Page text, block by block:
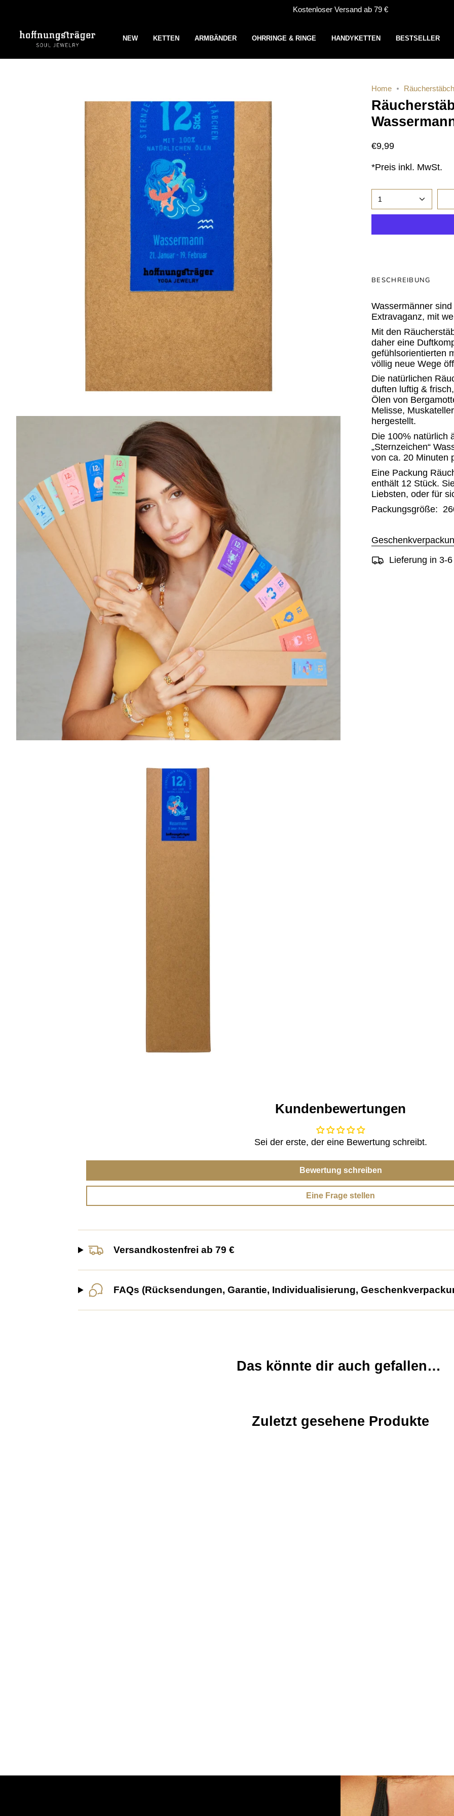
Kostenloser Versand ab 79 €
NEW KETTEN ARMBÄNDER OHRRINGE & RINGE HANDYKETTEN BESTSELLER
Home
€9,99
*Preis inkl. MwSt.
1
BESCHREIBUNG
Wassermänner
Extravaganz, mit
Mit den
daher eine
gefühlsorientierten
völlig neue Wege
Die natürlichen
duften luftig &
Ölen von
Melisse,
hergestellt.
Die 100% natürlich
„Sternzeichen“
von ca. 20 Minuten
Eine Packung
enthält 12 Stück.
Liebsten, oder für
Packungsgröße:
Lieferung in 3-
Kundenbewertungen
Sei der erste, der eine Bewertung schreibt.
Bewertung schreiben
Eine Frage stellen
Versandkostenfrei ab 79 €
FAQs (Rücksendungen, Garantie, Individualisierung,
Das könnte dir auch gefallen…
Zuletzt gesehene Produkte